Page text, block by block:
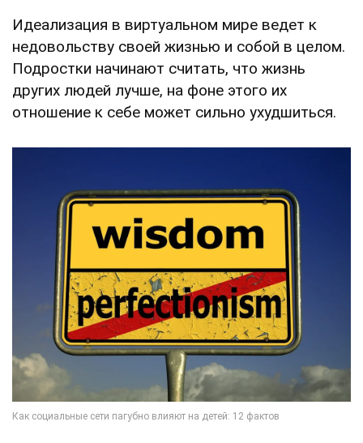
Идеализация в виртуальном мире ведет к
недовольству своей жизнью и собой в целом.
Подростки начинают считать, что жизнь
других людей лучше, на фоне этого их
отношение к себе может сильно ухудшиться.